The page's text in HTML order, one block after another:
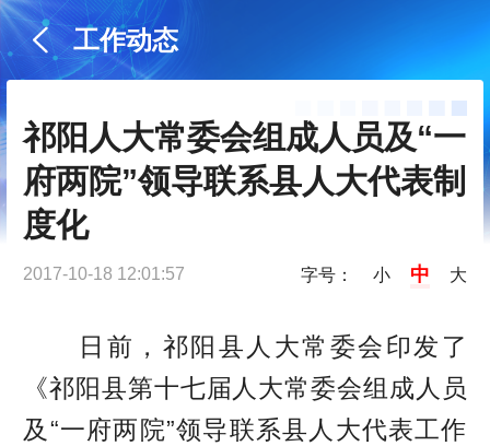
工作动态
祁阳人大常委会组成人员及“一
府两院”领导联系县人大代表制
度化
2017-10-18 12:01:57 字号： 小 中 大
日前，祁阳县人大常委会印发了
《祁阳县第十七届人大常委会组成人员
及“一府两院”领导联系县人大代表工作